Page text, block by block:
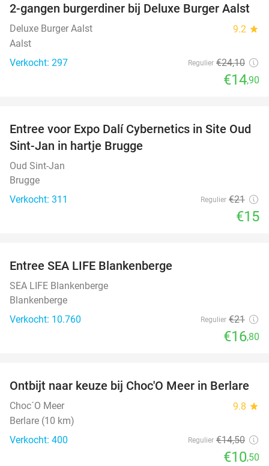
38%
2-gangen burgerdiner bij Deluxe Burger Aalst
Deluxe Burger Aalst 9.2 star
Aalst
Verkocht: 297
Regulier €24,10
€14,90
29%
Entree voor Expo Dalí Cybernetics in Site Oud
Sint-Jan in hartje Brugge
Oud Sint-Jan
Brugge
Verkocht: 311
Regulier €21
€15
Entree SEA LIFE Blankenberge
SEA LIFE Blankenberge
Blankenberge
Verkocht: 10.760
Regulier €21
€16,80
28%
Ontbijt naar keuze bij Choc'O Meer in Berlare
Choc´O Meer 9.8 star
Berlare (10 km)
Verkocht: 400
Regulier €14,50
€10,50